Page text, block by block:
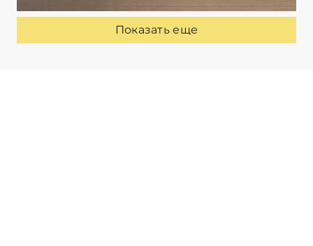
Показать еще